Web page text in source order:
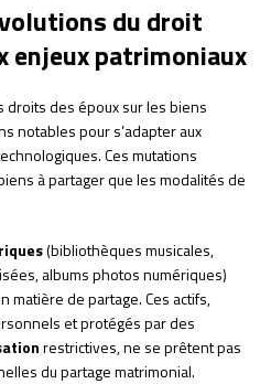
du droit
enjeux patrimoniaux
droits des époux sur les biens
notables pour s’adapter aux
Ces mutations
à partager que les modalités de
(bibliothèques musicales,
albums photos numériques)
de partage. Ces actifs,
et protégés par des
restrictives, ne se prêtent pas
du partage matrimonial.